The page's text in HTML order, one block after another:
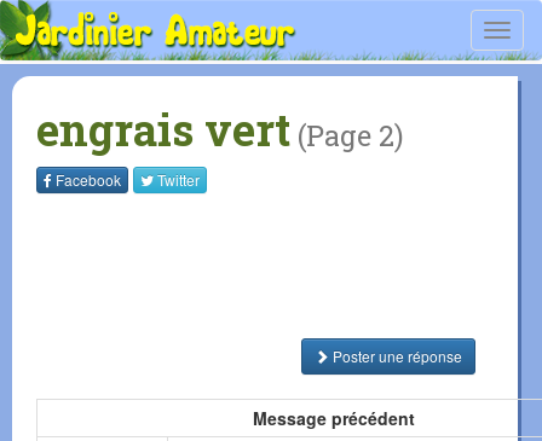
engrais vert (Page 2)
Facebook Twitter
Poster une réponse
Message précédent